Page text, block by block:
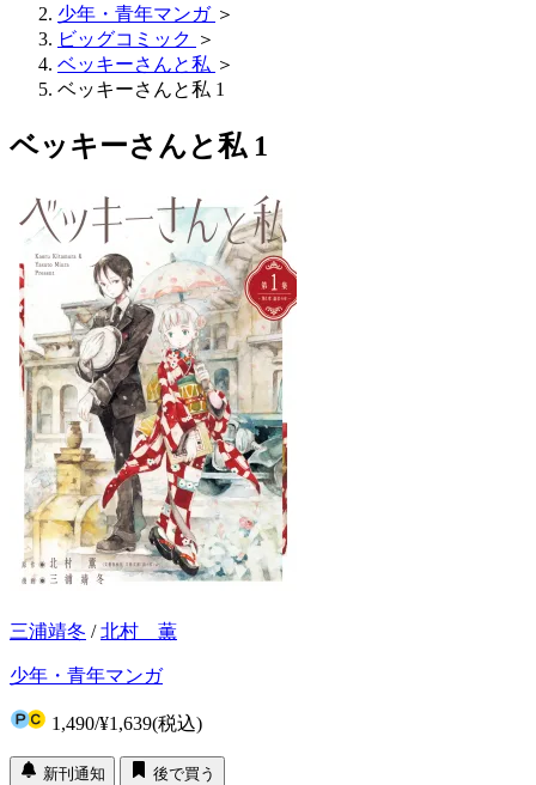
少年・青年マンガ ＞
ビッグコミック ＞
ベッキーさんと私 ＞
ベッキーさんと私 1
ベッキーさんと私 1
三浦靖冬 /北村 薫
少年・青年マンガ
1,490/¥1,639(税込)
新刊通知
後で買う